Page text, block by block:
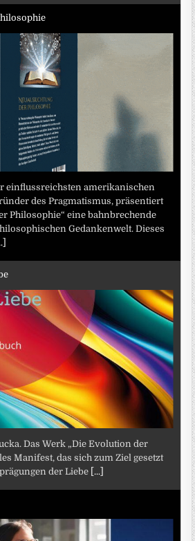
einflussreichsten amerikanischen
des Pragmatismus, präsentiert
Philosophie“ eine bahnbrechende
Gedankenwelt. Dieses
Das Werk „Die Evolution der
Manifest, das sich zum Ziel gesetzt
der Liebe [...]